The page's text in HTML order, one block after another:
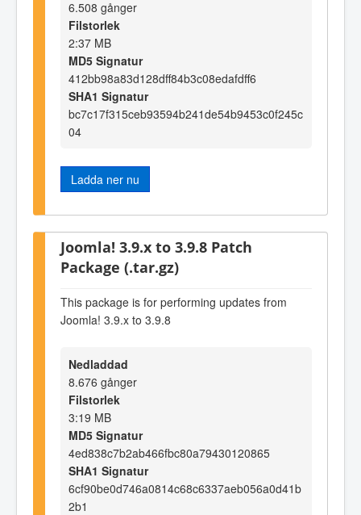
6.508 gånger
Filstorlek
2:37 MB
MD5 Signatur
412bb98a83d128dff84b3c08edafdff6
SHA1 Signatur
bc7c17f315ceb93594b241de54b9453c0f245c
04
Ladda ner nu
Joomla! 3.9.x to 3.9.8 Patch
Package (.tar.gz)
This package is for performing updates from
Joomla! 3.9.x to 3.9.8
Nedladdad
8.676 gånger
Filstorlek
3:19 MB
MD5 Signatur
4ed838c7b2ab466fbc80a79430120865
SHA1 Signatur
6cf90be0d746a0814c68c6337aeb056a0d41b
2b1